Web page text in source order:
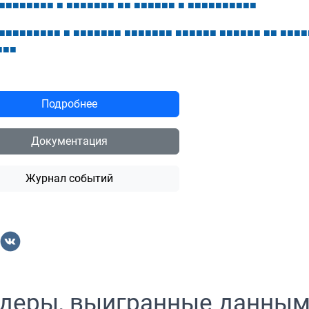
■■■■■■■■ ■ ■■■■■■■ ■■ ■■■■■■ ■ ■■■■■■■■■■
■■■■■■■■■ ■ ■■■■■■■ ■■■■■■■ ■■■■■■ ■■■■■■ ■■ ■■■■
■■
Подробнее
Документация
Журнал событий
выигранные